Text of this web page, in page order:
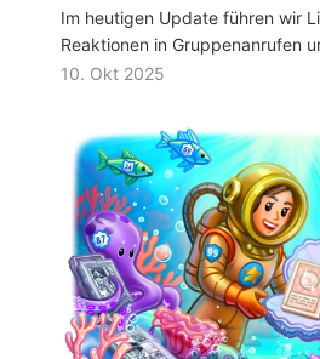
Im heutigen Update führen wir
Reaktionen in Gruppenanrufen
10. Okt 2025